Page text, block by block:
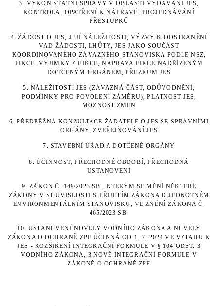
3. VÝKON STÁTNÍ SPRÁVY V OBLASTI VYDÁVÁNÍ JES,
KONTROLA, OPATŘENÍ K NÁPRAVĚ, PROJEDNÁVÁNÍ
PŘESTUPKŮ
4. ŽÁDOST O JES, JEJÍ NÁLEŽITOSTI, VÝZVY K ODSTRANĚNÍ
VAD ŽÁDOSTI, LHŮTY, JES JAKO SOUČÁST
KOORDINOVANÉHO ZÁVAZNÉHO STANOVISKA PODLE NSZ,
FIKCE, VÝJIMKY Z FIKCE, NÁPRAVA FIKCE NADŘÍZENÝM
DOTČENÝM ORGÁNEM, PŘEZKUM JES
5. NÁLEŽITOSTI JES (ZÁVAZNÁ ČÁST, ODŮVODNĚNÍ,
PODMÍNKY PRO POVOLENÍ ZÁMĚRU), PLATNOST JES,
MOŽNOST ZMĚN
6. PŘEDBĚŽNÁ KONZULTACE ŽADATELE O JES SE SPRÁVNÍMI
ORGÁNY, ZVEŘEJŇOVÁNÍ JES
7. STAVEBNÍ ÚŘAD A DOTČENÉ ORGÁNY
8. ÚČINNOST, PŘECHODNÉ OBDOBÍ, PŘECHODNÁ
USTANOVENÍ
9. ZÁKON Č. 149/2023 SB., KTERÝM SE MĚNÍ NĚKTERÉ
ZÁKONY V SOUVISLOSTI S PŘIJETÍM ZÁKONA O JEDNOTNÉM
ENVIRONMENTÁLNÍM STANOVISKU, VE ZNĚNÍ ZÁKONA Č.
465/2023 SB.
10. USTANOVENÍ NOVELY VODNÍHO ZÁKONA A NOVELY
ZÁKONA O OCHRANĚ ZPF ÚČINNÁ OD 1. 7. 2024 VE VZTAHU K
JES - ROZŠÍŘENÍ INTEGRAČNÍ FORMULE V § 104 ODST. 3
VODNÍHO ZÁKONA, 3 NOVÉ INTEGRAČNÍ FORMULE V
ZÁKONĚ O OCHRANĚ ZPF